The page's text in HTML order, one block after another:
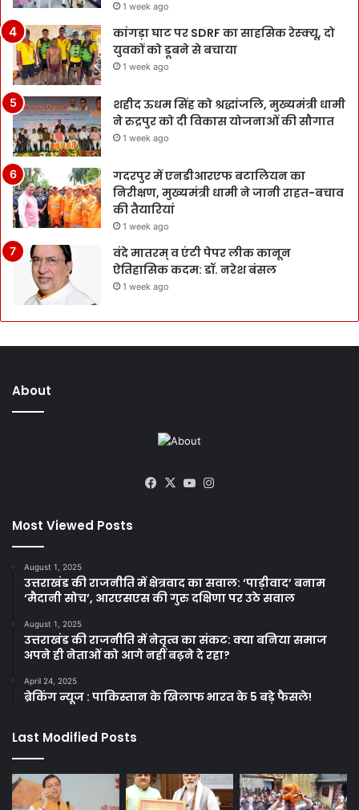
1 week ago
कांगड़ा घाट पर SDRF का साहसिक रेस्क्यू, दो
युवकों को डूबने से बचाया
1 week ago
शहीद ऊधम सिंह को श्रद्धांजलि, मुख्यमंत्री धामी
ने रुद्रपुर को दी विकास योजनाओं की सौगात
1 week ago
गदरपुर में एनडीआरएफ बटालियन का
निरीक्षण, मुख्यमंत्री धामी ने जानी राहत-बचाव
की तैयारियां
1 week ago
वंदे मातरम् व एंटी पेपर लीक कानून
ऐतिहासिक कदम: डॉ. नरेश बंसल
1 week ago
About
Facebook
X YouTube
Most Viewed Posts
August 1, 2025
उत्तराखंड की राजनीति में क्षेत्रवाद का सवाल: ‘पाड़ीवाद’ बनाम
‘मैदानी सोच’, आरएसएस की गुरु दक्षिणा पर उठे सवाल
August 1, 2025
उत्तराखंड की राजनीति में नेतृत्व का संकट: क्या बनिया समाज
अपने ही नेताओं को आगे नहीं बढ़ने दे रहा?
April 24, 2025
ब्रेकिंग न्यूज : पाकिस्तान के खिलाफ भारत के 5 बड़े फैसले!
Last Modified Posts